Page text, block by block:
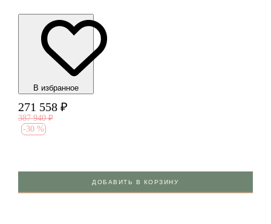
В избранноe
271 558 ₽
387 940 ₽
-30 %
ДОБАВИТЬ В КОРЗИНУ